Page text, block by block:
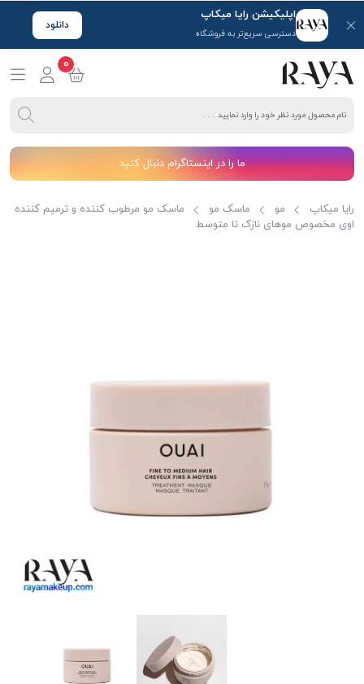
اپلیکیشن رایا میکاپ
دسترسی سریع‌تر به فروشگاه
دانلود
0
ما را در اینستاگرام دنبال کنید
رایا میکاپ مو ماسک مو
ماسک مو مرطوب کننده و ترمیم کننده
اوی مخصوص موهای نازک تا متوسط